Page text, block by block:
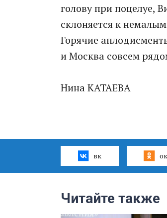
голову при поцелуе,
склоняется к
Горячие
и Москва совсем
Нина КАТАЕВА
вк ок
Читайте также